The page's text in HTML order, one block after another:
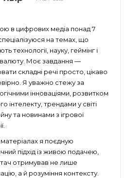
в цифрових медіа понад 7
спеціалізуюся на темах, що
технології, науку, геймінг і
Моє завдання —
складні речі просто, цікаво
Я уважно стежу за
інноваціями, розвитком
інтелекту, трендами у світі
та новинами з ігрової
матеріалах я поєдную
підхід із живою подачею,
отримував не лише
а й розуміння контексту.